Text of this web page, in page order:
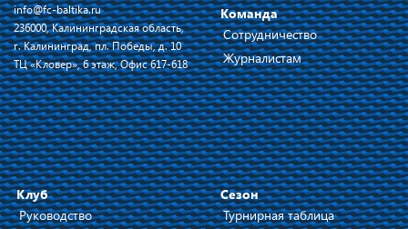
info@fc-baltika.ru
236000, Калининградская область,
г. Калининград, пл. Победы, д. 10
ТЦ «Кловер», 6 этаж, Офис 617-618
Команда
Сотрудничество
Журналистам
Клуб
Руководство
Сезон
Турнирная таблица